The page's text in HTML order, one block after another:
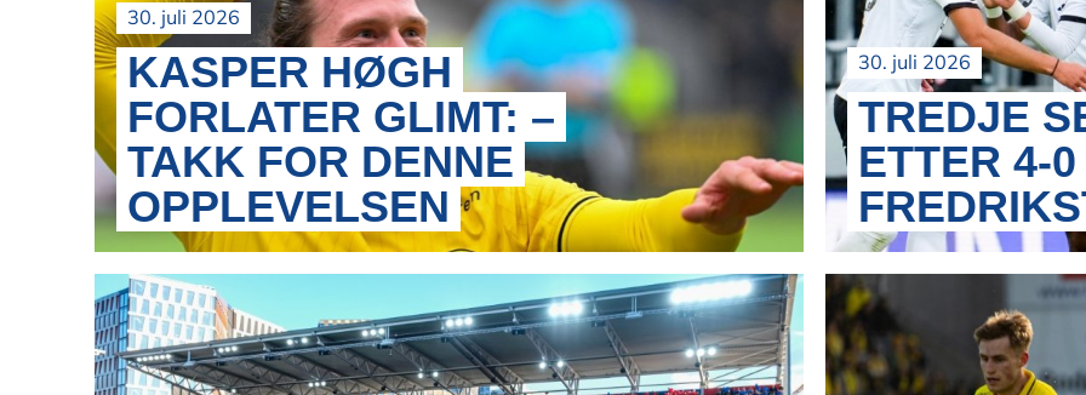
30. juli 2026
KASPER HØGH
FORLATER GLIMT: –
TAKK FOR DENNE
OPPLEVELSEN
30. juli 2026
TREDJE
ETTER 4-